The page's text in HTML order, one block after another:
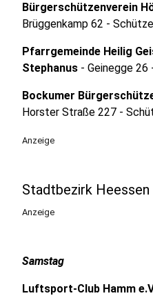
Bürgerschützenverein
Brüggenkamp 62 -
Pfarrgemeinde Heilig
Stephanus - Geinegge
Bockumer
Horster Straße 227 -
Anzeige
Stadtbezirk Heessen
Anzeige
Samstag
Luftsport-Club Hamm